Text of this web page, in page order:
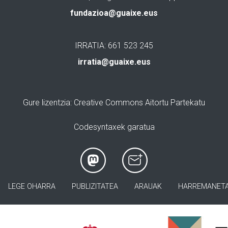
fundazioa@guaixe.eus
IRRATIA: 661 523 245
irratia@guaixe.eus
Gure lizentzia: Creative Commons Aitortu Partekatu
Codesyntaxek garatua
LEGE OHARRA PUBLIZITATEA ARAUAK